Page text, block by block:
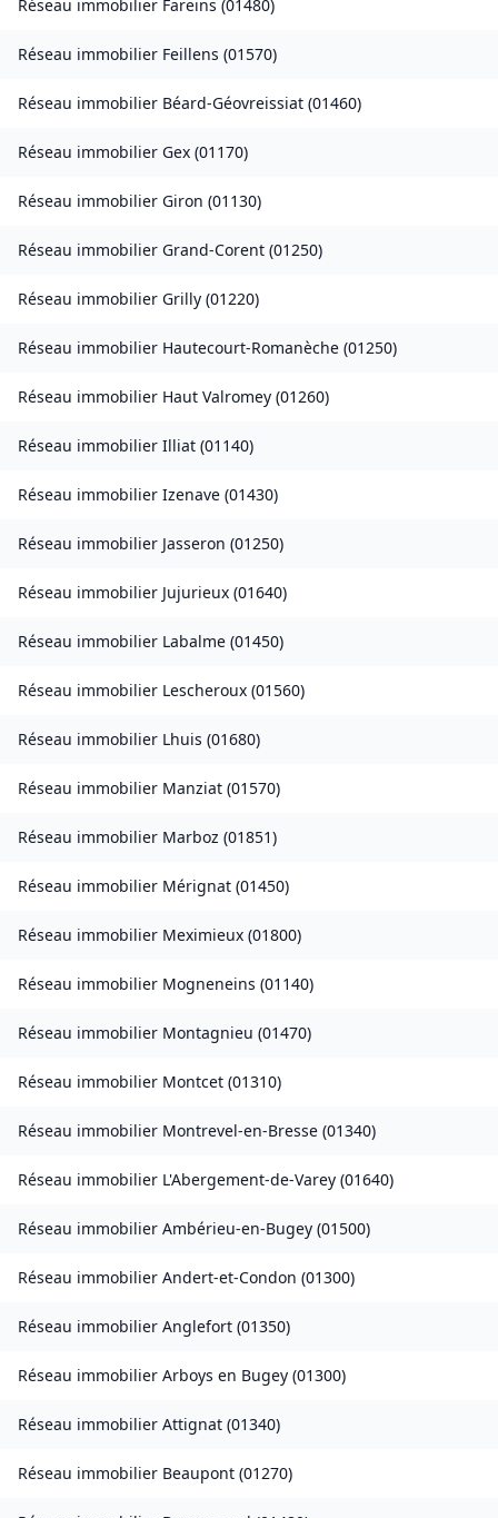
Réseau immobilier Fareins (01480)
Réseau immobilier Feillens (01570)
Réseau immobilier Béard-Géovreissiat (01460)
Réseau immobilier Gex (01170)
Réseau immobilier Giron (01130)
Réseau immobilier Grand-Corent (01250)
Réseau immobilier Grilly (01220)
Réseau immobilier Hautecourt-Romanèche (01250)
Réseau immobilier Haut Valromey (01260)
Réseau immobilier Illiat (01140)
Réseau immobilier Izenave (01430)
Réseau immobilier Jasseron (01250)
Réseau immobilier Jujurieux (01640)
Réseau immobilier Labalme (01450)
Réseau immobilier Lescheroux (01560)
Réseau immobilier Lhuis (01680)
Réseau immobilier Manziat (01570)
Réseau immobilier Marboz (01851)
Réseau immobilier Mérignat (01450)
Réseau immobilier Meximieux (01800)
Réseau immobilier Mogneneins (01140)
Réseau immobilier Montagnieu (01470)
Réseau immobilier Montcet (01310)
Réseau immobilier Montrevel-en-Bresse (01340)
Réseau immobilier L'Abergement-de-Varey (01640)
Réseau immobilier Ambérieu-en-Bugey (01500)
Réseau immobilier Andert-et-Condon (01300)
Réseau immobilier Anglefort (01350)
Réseau immobilier Arboys en Bugey (01300)
Réseau immobilier Attignat (01340)
Réseau immobilier Beaupont (01270)